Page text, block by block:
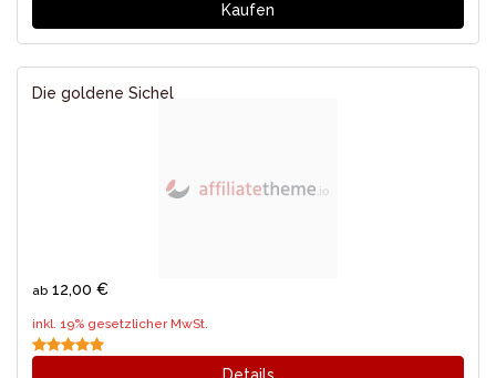
Kaufen
Die goldene Sichel
ab 12,00 €
inkl. 19% gesetzlicher MwSt.